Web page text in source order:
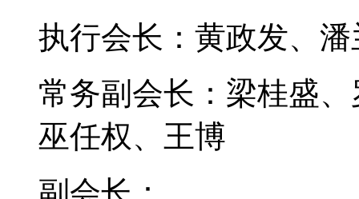
执行会长：黄政发、
常务副会长：梁桂盛
巫任权、王博